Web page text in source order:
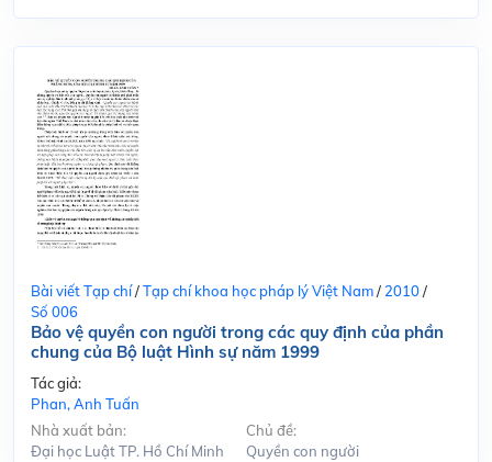
Bài viết Tạp chí/Tạp chí khoa học pháp lý Việt Nam/ 2010/
Số 006
Bảo vệ quyền con người trong các quy định của phần
chung của Bộ luật Hình sự năm 1999
Tác giả:
Phan, Anh Tuấn
Nhà xuất bản:
Đại học Luật TP. Hồ Chí Minh
Chủ đề:
Quyền con người